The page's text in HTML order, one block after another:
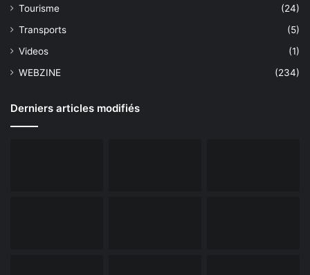
Tourisme
(24)
Transports
(5)
Videos
(1)
WEBZINE
(234)
Derniers articles modifiés